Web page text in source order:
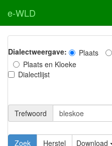
e-WLD
Dialectweergave: Plaats
Plaats en Kloeke
Dialectlijst
Trefwoord
Download